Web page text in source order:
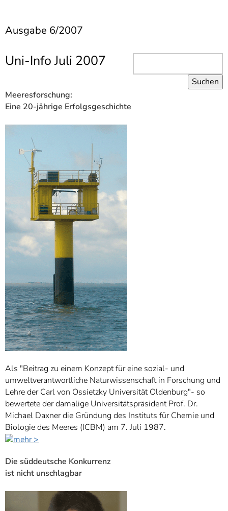
Barrierefreiheit
Ausgabe 6/2007
Uni-InfoJuli 2007
Meeresforschung:
Eine 20-jährige Erfolgsgeschichte
Als "Beitrag zu einem Konzept für eine sozial- und
umweltverantwortliche Naturwissenschaft in Forschung und
Lehre der Carl von Ossietzky Universität Oldenburg"- so
bewertete der damalige Universitätspräsident Prof. Dr.
Michael Daxner die Gründung des Instituts für Chemie und
Biologie des Meeres (ICBM) am 7. Juli 1987.
Die süddeutsche Konkurrenz
ist nicht unschlagbar